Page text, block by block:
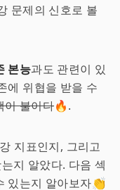
문제의 신호로 볼
본능과도 관련이 있
에 위협을 받을 수
이 불이다🔥.
지표인지, 그리고
지 알았다. 다음 섹
있는지 알아보자👏